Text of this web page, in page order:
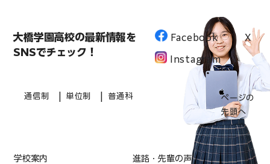
大橋学園高校の最新情報を
SNSでチェック！
Facebook
Instagram
X
通信制 単位制 普通科
ページの
先頭へ
学校案内
進路・先輩の声